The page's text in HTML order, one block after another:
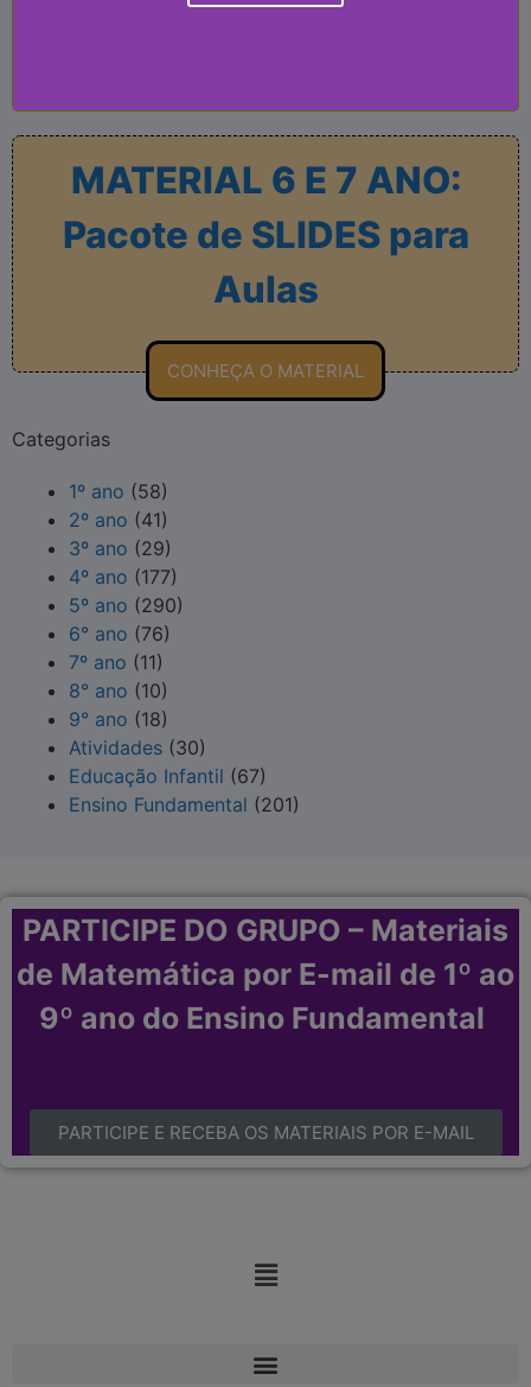
MATERIAL 6 E 7 ANO:
Pacote de SLIDES para
Aulas
CONHEÇA O MATERIAL
Categorias
1º ano (58)
2º ano (41)
3º ano (29)
4º ano (177)
5º ano (290)
6° ano (76)
7º ano (11)
8° ano (10)
9° ano (18)
Atividades (30)
Educação Infantil (67)
Ensino Fundamental (201)
PARTICIPE DO GRUPO – Materiais
de Matemática por E-mail de 1º ao
9º ano do Ensino Fundamental
PARTICIPE E RECEBA OS MATERIAIS POR E-MAIL